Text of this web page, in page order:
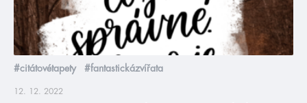
#citátovétapety #fantastickázvířata
12. 12. 2022